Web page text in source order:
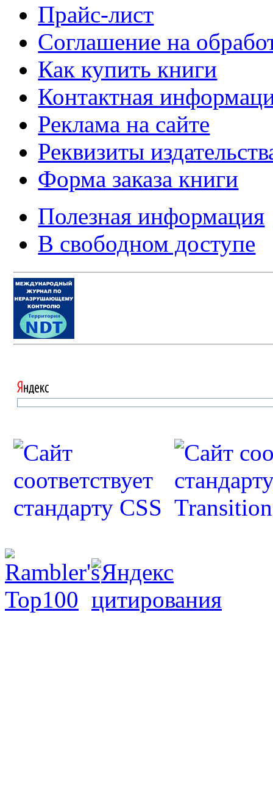
Прайс-лист
Соглашение на
Как купить книги
Контактная
Реклама на сайте
Реквизиты
Форма заказа книги
Полезная информация
В свободном доступе